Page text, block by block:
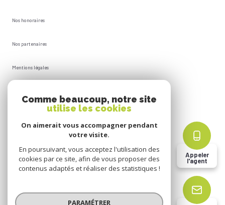
Appeler
l'agent
Nos honoraires
Nos partenaires
Mentions légales
Cookies
© 2026 | Tous droits réservés
Comme beaucoup, notre site
utilise les cookies
On aimerait vous accompagner pendant
votre visite.
En poursuivant, vous acceptez l'utilisation des
cookies par ce site, afin de vous proposer des
contenus adaptés et réaliser des statistiques !
PARAMÉTRER